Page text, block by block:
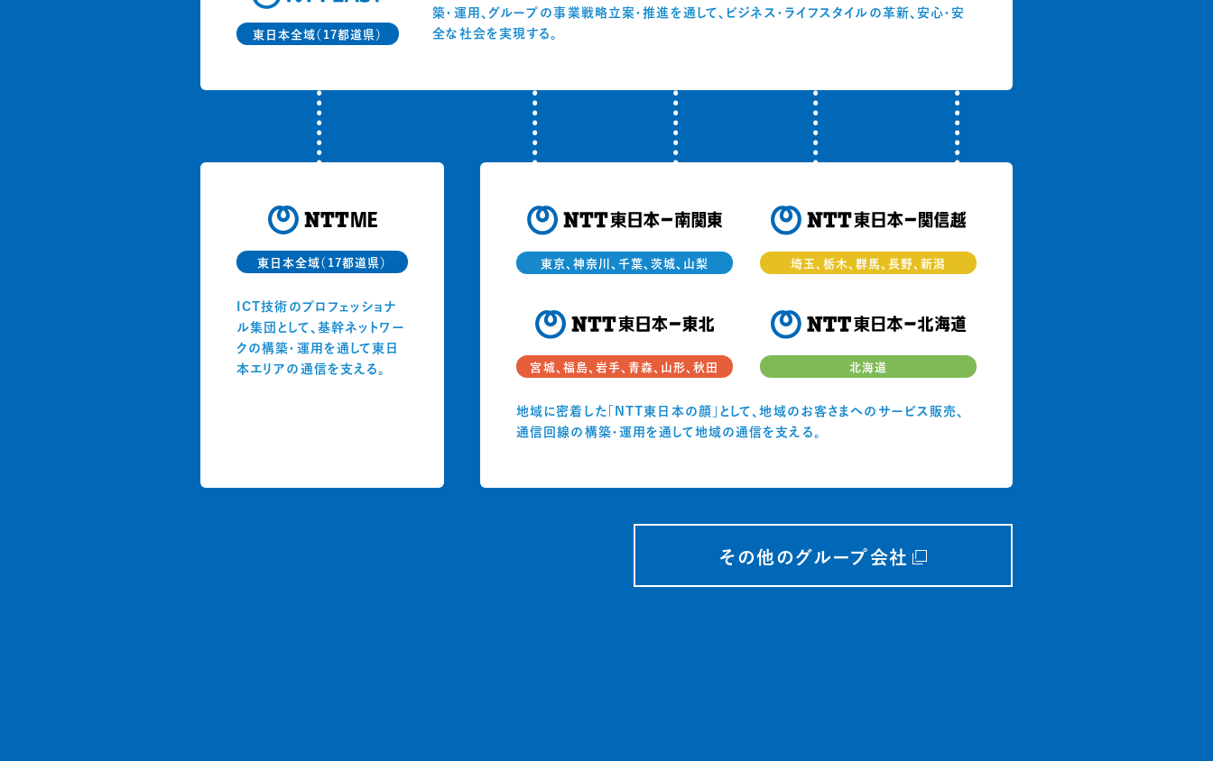
東日本全域（17都道県）
築・運用、グループの事業戦略立案・推進を通して、ビジネス・ライフスタイルの革新、安心・安
全な社会を実現する。
東日本全域（17都道県）
ICT技術のプロフェッショナ
ル集団として、基幹ネットワー
クの構築・運用を通して東日
本エリアの通信を支える。
東京、神奈川、千葉、茨城、山梨 埼玉、栃木、群馬、長野、新潟
宮城、福島、岩手、青森、山形、秋田 北海道
地域に密着した「NTT東日本の顔」として、地域のお客さまへのサービス販売、
通信回線の構築・運用を通して地域の通信を支える。
その他のグループ会社